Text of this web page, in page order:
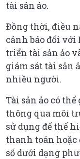
tài sản ảo.
Đồng thời, điều
cảnh báo đối
triển tài sản ảo
giám sát tài sản
nhiều người.
Tài sản ảo có
thông qua môi
sử dụng để thể
thanh toán hoặc
số dưới dạng